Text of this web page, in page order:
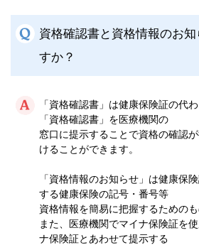
資格確認書と資格情報のお
すか？
「資格確認書」は健康保険証の代
「資格確認書」を医療機関の
窓口に提示することで資格の確認
けることができます。
「資格情報のお知らせ」は健康保
する健康保険の記号・番号等
資格情報を簡易に把握するためのも
また、医療機関でマイナ保険証を
ナ保険証とあわせて提示する